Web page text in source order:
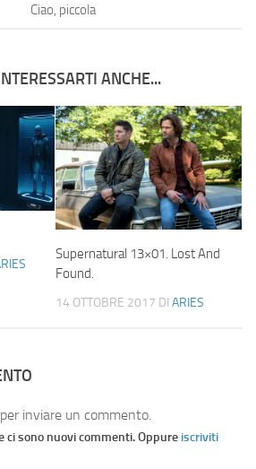
Ciao, piccola
ANCHE...
Supernatural 13×01. Lost And
Found.
14 OTTOBRE 2017 DI ARIES
per inviare un commento.
ci sono nuovi commenti. Oppure iscriviti